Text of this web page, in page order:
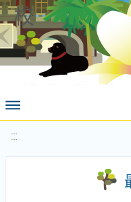
校
:::